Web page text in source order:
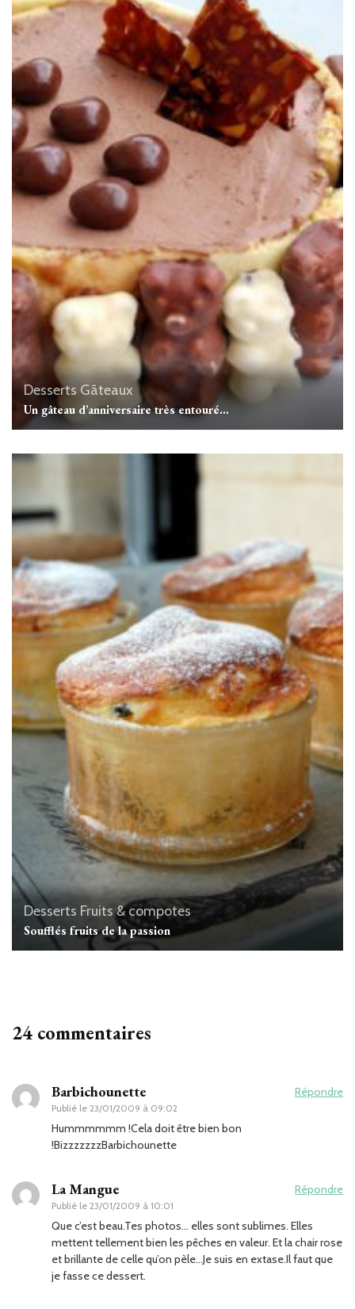
Desserts Gâteaux
Un gâteau d’anniversaire très entouré…
Desserts Fruits & compotes
Soufflés fruits de la passion
24 commentaires
Barbichounette
Publié le 23/01/2009 à 09:02
Répondre
Hummmmmm !Cela doit être bien bon
!BizzzzzzzBarbichounette
La Mangue
Publié le 23/01/2009 à 10:01
Répondre
Que c’est beau.Tes photos… elles sont sublimes. Elles
mettent tellement bien les pêches en valeur. Et la chair rose
et brillante de celle qu’on pèle…Je suis en extase.Il faut que
je fasse ce dessert.